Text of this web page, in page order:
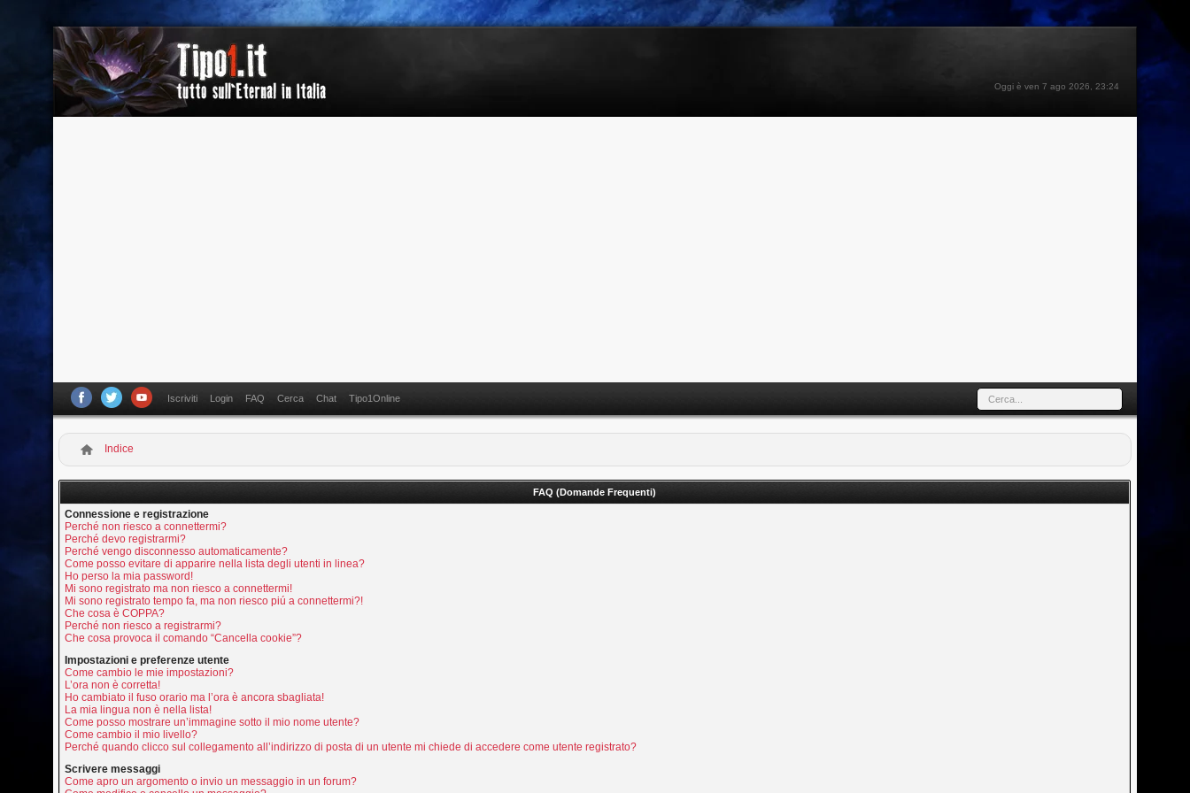
Oggi è ven 7 ago 2026, 23:24
Iscriviti Login FAQ Cerca Chat Tipo1Online
Indice
FAQ (Domande Frequenti)
Connessione e registrazione
Perché non riesco a connettermi?
Perché devo registrarmi?
Perché vengo disconnesso automaticamente?
Come posso evitare di apparire nella lista degli utenti in linea?
Ho perso la mia password!
Mi sono registrato ma non riesco a connettermi!
Mi sono registrato tempo fa, ma non riesco piú a connettermi?!
Che cosa è COPPA?
Perché non riesco a registrarmi?
Che cosa provoca il comando “Cancella cookie”?
Impostazioni e preferenze utente
Come cambio le mie impostazioni?
L’ora non è corretta!
Ho cambiato il fuso orario ma l’ora è ancora sbagliata!
La mia lingua non è nella lista!
Come posso mostrare un’immagine sotto il mio nome utente?
Come cambio il mio livello?
Perché quando clicco sul collegamento all’indirizzo di posta di un utente mi chiede di accedere come utente registrato?
Scrivere messaggi
Come apro un argomento o invio un messaggio in un forum?